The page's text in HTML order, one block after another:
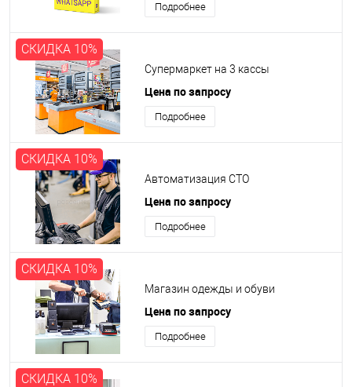
Подробнее
СКИДКА 10%
Супермаркет на 3 кассы
Цена по запросу
Подробнее
СКИДКА 10%
Автоматизация СТО
Цена по запросу
Подробнее
СКИДКА 10%
Магазин одежды и обуви
Цена по запросу
Подробнее
СКИДКА 10%